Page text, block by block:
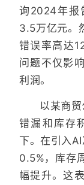
询2024年报
3.5万亿元。
错误率高达
问题不仅影
利润。
以某商
错漏和库存
下。在引入
0.5%，库存
幅提升。这